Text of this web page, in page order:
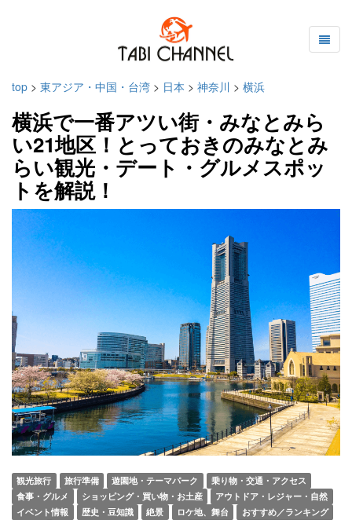
top > 東アジア・中国・台湾 > 日本 > 神奈川 > 横浜
横浜で一番アツい街・みなとみら
い21地区！とっておきのみなとみ
らい観光・デート・グルメスポッ
トを解説！
観光旅行 旅行準備 遊園地・テーマパーク
乗り物・交通・アクセス
食事・グルメ
ショッピング・買い物・お土産
アウトドア・レジャー・自然
イベント情報
歴史・豆知識 絶景 ロケ地、舞台
おすすめ／ランキング